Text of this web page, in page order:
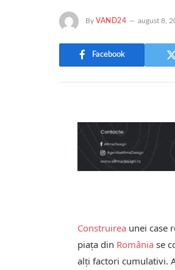
By VAND24 august 8,
Facebook
Construirea unei case
piața din România se
alți factori cumulativi.